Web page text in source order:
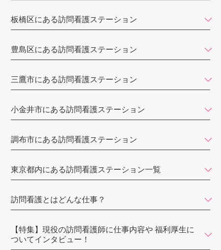
ソフィアメディ
ゆい訪問看護ステーション
メディカルライナーズ訪問看護ステーション
ISM訪問看護ステーション
おうちのカンゴ
みんなのかかりつけ訪問看護ステーション
オランジェ訪問看護ステーション
三鷹ロイヤルの丘
板橋区にある訪問看護ステーション
豊島区にある訪問看護ステーション
三鷹市にある訪問看護ステーション
小金井市にある訪問看護ステーション
調布市にある訪問看護ステーション
東京都内にある訪問看護ステーション一覧
訪問看護とはどんな仕事？
【特集】現役の訪問看護師に仕事内容や 福利厚生に
ついてインタビュー！